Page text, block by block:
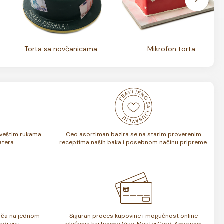
Torta sa novčanicama Mikrofon torta
rukama
Ceo asortiman bazira se na starim proverenim
receptima naših baka i posebnom načinu pripreme.
na jednom
Siguran proces kupovine i mogućnost online